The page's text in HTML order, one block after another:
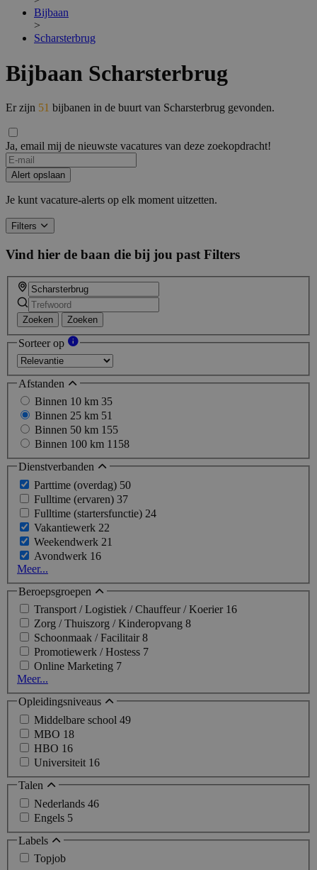
Bijbaan
>
Scharsterbrug
Bijbaan Scharsterbrug
Er zijn 51 bijbanen in de buurt van Scharsterbrug gevonden.
Ja, email mij de nieuwste vacatures van deze zoekopdracht!
Alert opslaan
Je kunt vacature-alerts op elk moment uitzetten.
Filters
Vind hier de baan die bij jou past Filters
Zoeken Zoeken
Sorteer op
Afstanden
Binnen 10 km 35
Binnen 25 km 51
Binnen 50 km 155
Binnen 100 km 1158
Dienstverbanden
Parttime (overdag) 50
Fulltime (ervaren) 37
Fulltime (startersfunctie) 24
Vakantiewerk 22
Weekendwerk 21
Avondwerk 16
Meer...
Beroepsgroepen
Transport / Logistiek / Chauffeur / Koerier 16
Zorg / Thuiszorg / Kinderopvang 8
Schoonmaak / Facilitair8
Promotiewerk / Hostess 7
Online Marketing 7
Meer...
Opleidingsniveaus
Middelbare school 49
MBO 18
HBO 16
Universiteit 16
Talen
Nederlands 46
Engels 5
Labels
Topjob